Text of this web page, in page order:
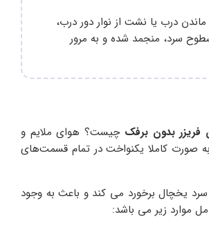
درب یا نشت از نوار دور درب،
سرد، منجمد شده و به‌ مرور
فریزر بدون برفکچیست؟ هوای ملایم و
‌صورت کاملا یکنواخت در تمام قسمت‌های
یخچال برخورد می کند و باعث به وجود
موارد زیر می باشد: